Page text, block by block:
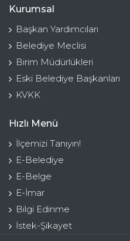
Kurumsal
Başkan Yardımcıları
Belediye Meclisi
Birim Müdürlükleri
Eski Belediye Başkanları
KVKK
Hızlı Menü
İlçemizi Tanıyın!
E-Belediye
E-Belge
E-İmar
Bilgi Edinme
İstek-Şikayet